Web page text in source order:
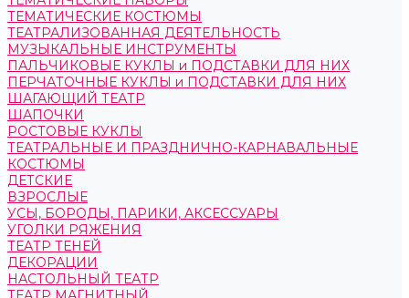
ТЕМАТИЧЕСКИЕ КОСТЮМЫ
ТЕАТРАЛИЗОВАННАЯ ДЕЯТЕЛЬНОСТЬ
МУЗЫКАЛЬНЫЕ ИНСТРУМЕНТЫ
ПАЛЬЧИКОВЫЕ КУКЛЫ и ПОДСТАВКИ ДЛЯ НИХ
ПЕРЧАТОЧНЫЕ КУКЛЫ и ПОДСТАВКИ ДЛЯ НИХ
ШАГАЮЩИЙ ТЕАТР
ШАПОЧКИ
РОСТОВЫЕ КУКЛЫ
ТЕАТРАЛЬНЫЕ И ПРАЗДНИЧНО-КАРНАВАЛЬНЫЕ
КОСТЮМЫ
ДЕТСКИЕ
ВЗРОСЛЫЕ
УСЫ, БОРОДЫ, ПАРИКИ, АКСЕССУАРЫ
УГОЛКИ РЯЖЕНИЯ
ТЕАТР ТЕНЕЙ
ДЕКОРАЦИИ
НАСТОЛЬНЫЙ ТЕАТР